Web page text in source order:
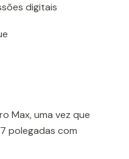
digitais
Max, uma vez que
polegadas com